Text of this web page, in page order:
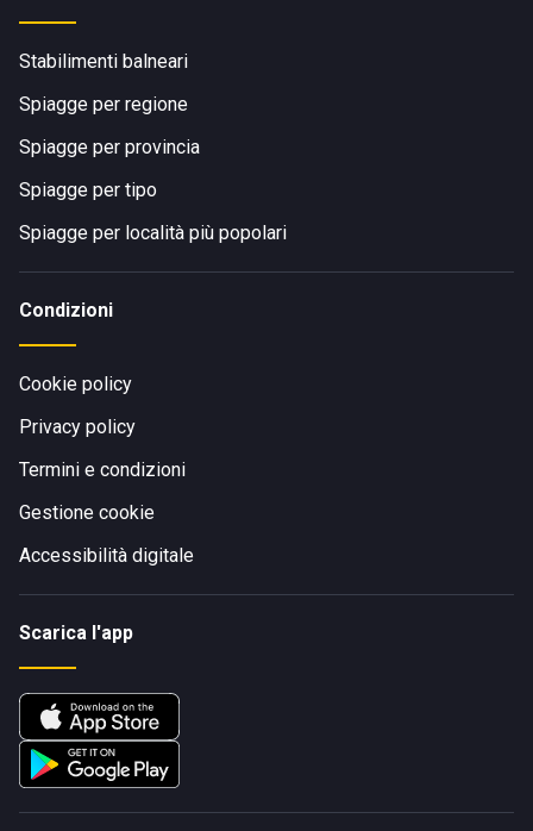
Stabilimenti balneari
Spiagge per regione
Spiagge per provincia
Spiagge per tipo
Spiagge per località più popolari
Condizioni
Cookie policy
Privacy policy
Termini e condizioni
Gestione cookie
Accessibilità digitale
Scarica l'app